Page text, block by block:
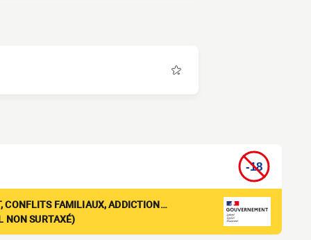
CONFLITS FAMILIAUX, ADDICTION…
NON SURTAXÉ)